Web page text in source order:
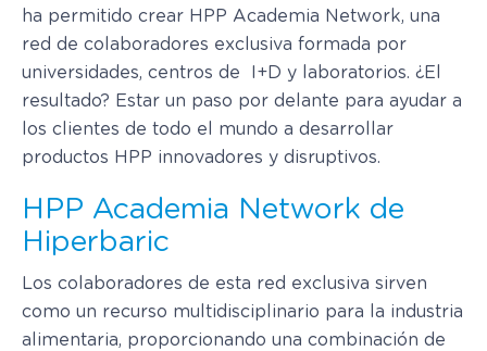
ha permitido crear HPP Academia Network, una
red de colaboradores exclusiva formada por
universidades, centros de I+D y laboratorios. ¿El
resultado? Estar un paso por delante para ayudar a
los clientes de todo el mundo a desarrollar
productos HPP innovadores y disruptivos.
HPP Academia Network de
Hiperbaric
Los colaboradores de esta red exclusiva sirven
como un recurso multidisciplinario para la industria
alimentaria, proporcionando una combinación de